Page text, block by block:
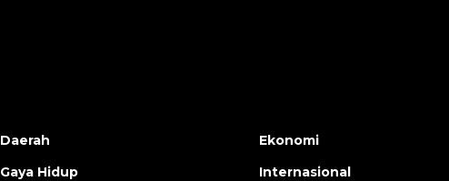
Daerah
Gaya Hidup
Ekonomi
Internasional